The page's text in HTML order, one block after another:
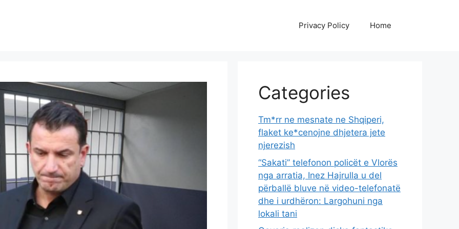
Privacy Policy Home
Categories
Tm*rr ne mesnate ne Shqiperi,
flaket ke*cenojne dhjetera jete
njerezish
“Sakati” telefonon policët e Vlorës
nga arratia, Inez Hajrulla u del
përballë bluve në video-telefonatë
dhe i urdhëron: Largohuni nga
lokali tani